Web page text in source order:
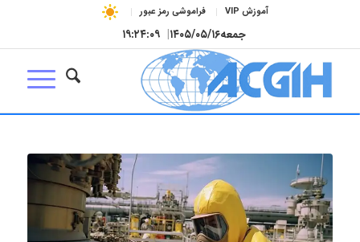
آموزش VIP فراموشی رمز عبور
جمعه۱۴۰۵/۰۵/۱۶| ۱۹:۲۴:۱۰